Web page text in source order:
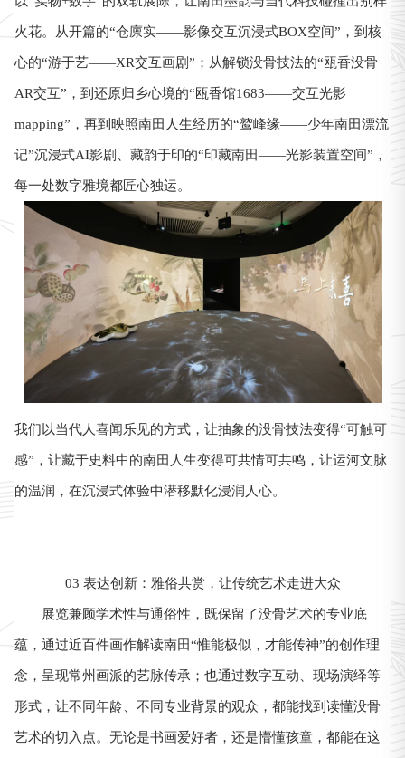
火花。从开篇的“仓廪实——影像交互沉浸式BOX空间”，到核
心的“游于艺——XR交互画剧”；从解锁没骨技法的“瓯香没骨
AR交互”，到还原归乡心境的“瓯香馆1683——交互光影
mapping”，再到映照南田人生经历的“鹫峰缘——少年南田漂流
记”沉浸式AI影剧、藏韵于印的“印藏南田——光影装置空间”，
每一处数字雅境都匠心独运。
我们以当代人喜闻乐见的方式，让抽象的没骨技法变得“可触可
感”，让藏于史料中的南田人生变得可共情可共鸣，让运河文脉
的温润，在沉浸式体验中潜移默化浸润人心。
03 表达创新：雅俗共赏，让传统艺术走进大众
展览兼顾学术性与通俗性，既保留了没骨艺术的专业底
蕴，通过近百件画作解读南田“惟能极似，才能传神”的创作理
念，呈现常州画派的艺脉传承；也通过数字互动、现场演绎等
形式，让不同年龄、不同专业背景的观众，都能找到读懂没骨
艺术的切入点。无论是书画爱好者，还是懵懂孩童，都能在这